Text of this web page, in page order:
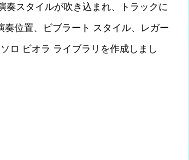
スタイルが吹き込まれ、トラックに
位置、ビブラート スタイル、レガー
ロ ビオラ ライブラリを作成しまし